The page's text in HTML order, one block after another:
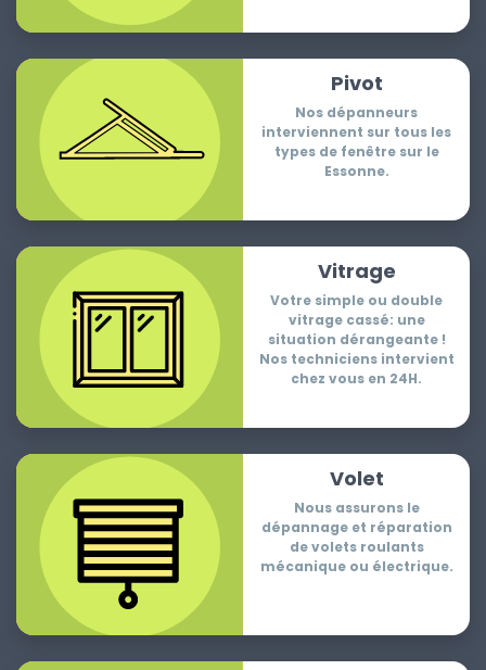
Pivot
Nos dépanneurs
interviennent sur tous les
types de fenêtre sur le
Essonne.
Vitrage
Votre simple ou double
vitrage cassé: une
situation dérangeante !
Nos techniciens intervient
chez vous en 24H.
Volet
Nous assurons le
dépannage et réparation
de volets roulants
mécanique ou électrique.